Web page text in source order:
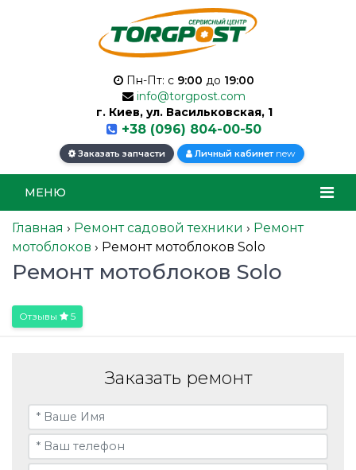
Пн-Пт: с 9:00 до 19:00
info@torgpost.com
г. Киев, ул. Васильковская, 1
+38 (096) 804-00-50
Заказать запчасти Личный кабинет new
МЕНЮ
Главная › Ремонт садовой техники › Ремонт
мотоблоков › Ремонт мотоблоков Solo
Ремонт мотоблоков Solo
Отзывы 5
Заказать ремонт